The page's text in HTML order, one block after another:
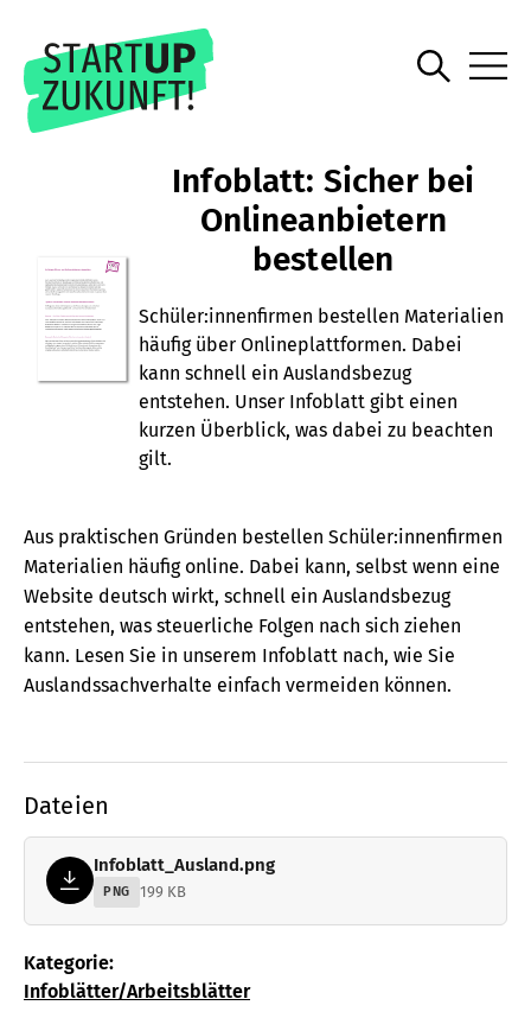
Infoblatt: Sicher bei
Onlineanbietern
bestellen
Schüler:innenfirmen bestellen Materialien
häufig über Onlineplattformen. Dabei
kann schnell ein Auslandsbezug
entstehen. Unser Infoblatt gibt einen
kurzen Überblick, was dabei zu beachten
gilt.
Aus praktischen Gründen bestellen Schüler:innenfirmen
Materialien häufig online. Dabei kann, selbst wenn eine
Website deutsch wirkt, schnell ein Auslandsbezug
entstehen, was steuerliche Folgen nach sich ziehen
kann. Lesen Sie in unserem Infoblatt nach, wie Sie
Auslandssachverhalte einfach vermeiden können.
Dateien
Infoblatt_Ausland.png
PNG 199 KB
Kategorie:
Infoblätter/Arbeitsblätter